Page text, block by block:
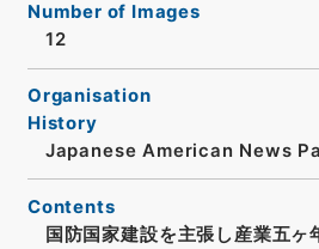
Number of Images
12
Organisation
History
Japanese American News
Contents
国防国家建設を主張し産業五ヶ